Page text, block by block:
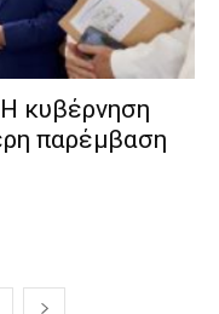
κυβέρνηση
παρέμβαση